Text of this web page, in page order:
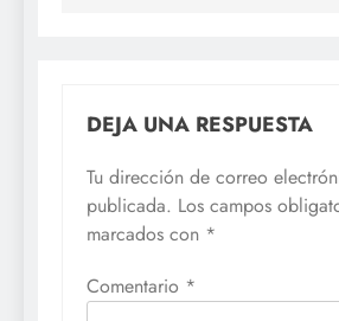
DEJA UNA RESPUESTA
Tu dirección de correo
publicada. Los campos
marcados con *
Comentario *